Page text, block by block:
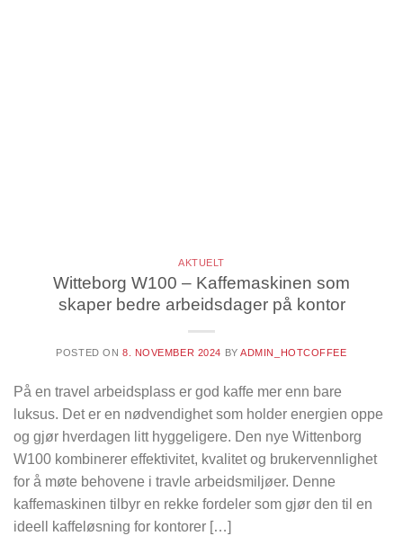
AKTUELT
Witteborg W100 – Kaffemaskinen som
skaper bedre arbeidsdager på kontor
POSTED ON 8. NOVEMBER 2024 BYADMIN_HOTCOFFEE
På en travel arbeidsplass er god kaffe mer enn bare
luksus. Det er en nødvendighet som holder energien oppe
og gjør hverdagen litt hyggeligere. Den nye Wittenborg
W100 kombinerer effektivitet, kvalitet og brukervennlighet
for å møte behovene i travle arbeidsmiljøer. Denne
kaffemaskinen tilbyr en rekke fordeler som gjør den til en
ideell kaffeløsning for kontorer […]